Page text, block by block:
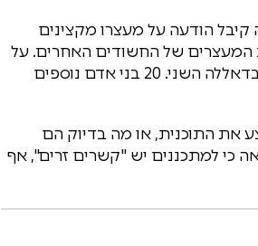
קיבל הודעה על מעצרו מקצינים
המעצרים של החשודים האחרים. על
פי החשד בירדן, בן חוסיין רקח מזימה להדיח את אחיו למחצה, המלך עבדאללה השני. 20 בני אדם נוספים
את התוכנית, או מה בדיוק הם
כי למתכננים יש "קשרים זרים", אף